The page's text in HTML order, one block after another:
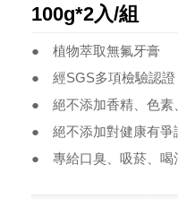
100g*2入/組
● 植物萃取無氟牙膏
● 經SGS多項檢驗認證
● 絕不添加香精、色素
● 絕不添加對健康有爭
● 專給口臭、吸菸、喝